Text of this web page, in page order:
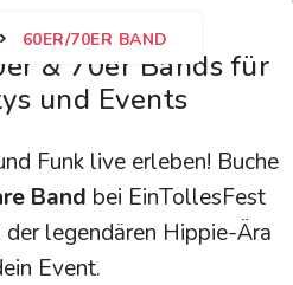
60ER/70ER BAND
& 70er Bands für
und Events
Funk live erleben! Buche
Band bei EinTollesFest
legendären Hippie-Ära
Event.